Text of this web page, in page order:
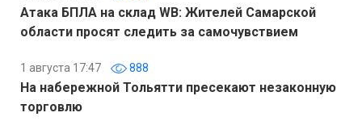
Атака БПЛА на склад WB: Жителей Самарской
области просят следить за самочувствием
1 августа 17:47 888
На набережной Тольятти пресекают незаконную
торговлю